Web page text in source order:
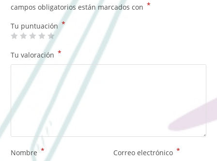
campos obligatorios están marcados con *
Tu puntuación *
Tu valoración *
Nombre * Correo electrónico *